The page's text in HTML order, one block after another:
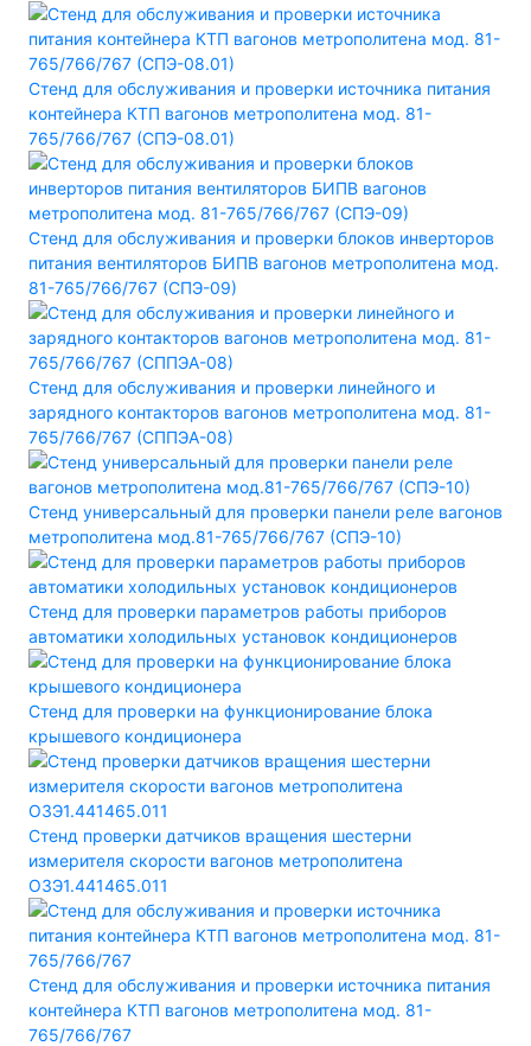
Стенд для обслуживания и проверки источника питания
контейнера КТП вагонов метрополитена мод. 81-
765/766/767 (СПЭ-08.01)
Стенд для обслуживания и проверки блоков инверторов
питания вентиляторов БИПВ вагонов метрополитена мод.
81-765/766/767 (СПЭ-09)
Стенд для обслуживания и проверки линейного и
зарядного контакторов вагонов метрополитена мод. 81-
765/766/767 (СППЭА-08)
Стенд универсальный для проверки панели реле вагонов
метрополитена мод.81-765/766/767 (СПЭ-10)
Стенд для проверки параметров работы приборов
автоматики холодильных установок кондиционеров
Стенд для проверки на функционирование блока
крышевого кондиционера
Стенд проверки датчиков вращения шестерни
измерителя скорости вагонов метрополитена
ОЗЭ1.441465.011
Стенд для обслуживания и проверки источника питания
контейнера КТП вагонов метрополитена мод. 81-
765/766/767